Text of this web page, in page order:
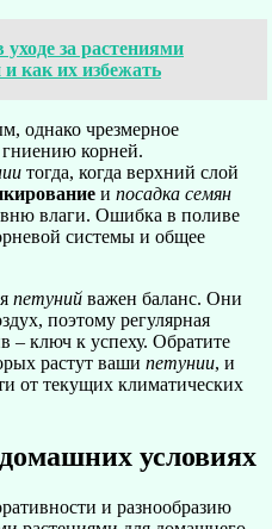
за растениями
как их избежать
однако чрезмерное
корней.
тогда, когда верхний слой
и посадка семян
влаги. Ошибка в поливе
системы и общее
петуний важен баланс. Они
поэтому регулярная
– ключ к успеху. Обратите
растут ваши петунии, и
от текущих климатических
условиях
и разнообразию